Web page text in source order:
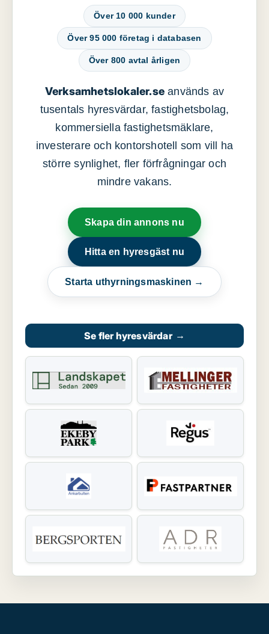
Över 10 000 kunder
Över 95 000 företag i databasen
Över 800 avtal årligen
Verksamhetslokaler.se används av
tusentals hyresvärdar, fastighetsbolag,
kommersiella fastighetsmäklare,
investerare och kontorshotell som vill ha
större synlighet, fler förfrågningar och
mindre vakans.
Skapa din annons nu
Hitta en hyresgäst nu
Starta uthyrningsmaskinen →
Se fler hyresvärdar →